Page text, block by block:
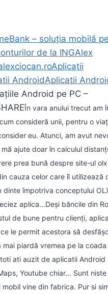
– soluția mobilă
de la INGAlex
Aplicatii
AndroidAplicatii
Android pe PC –
În vara anului trecut am
consideră unii, pentru o
eu. Atunci, am avut
ajute doar în calculul
prea bună despre site-ul
cauza celor care îl utilizează
dinte împotriva conceptului
aplica…Deși băncile din
de bune pentru clienți,
ce le permit acestora să
piardă vremea pe la coada
ati auzit de aplicatii Android
Youtube chiar… Sunt
vine din fabrica. Pur si